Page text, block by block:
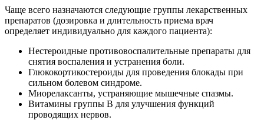
Чаще всего назначаются следующие группы лекарственных
препаратов (дозировка и длительность приема врач
определяет индивидуально для каждого пациента):
Нестероидные противовоспалительные препараты для
снятия воспаления и устранения боли.
Глюкокортикостероиды для проведения блокады при
сильном болевом синдроме.
Миорелаксанты, устраняющие мышечные спазмы.
Витамины группы В для улучшения функций
проводящих нервов.